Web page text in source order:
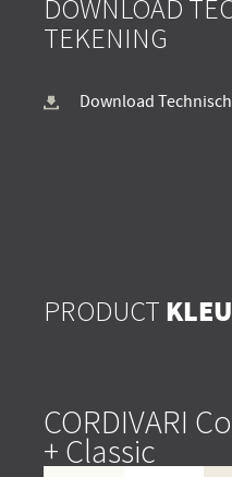
DOWNLOAD
TEKENING
Download
PRODUCT
CORDIVARI
+ Classic